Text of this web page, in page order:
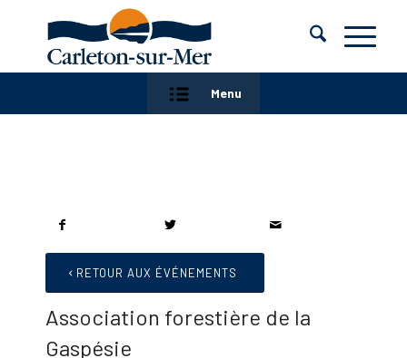
Menu
RETOUR AUX ÉVÉNEMENTS
Association forestière de la
Gaspésie